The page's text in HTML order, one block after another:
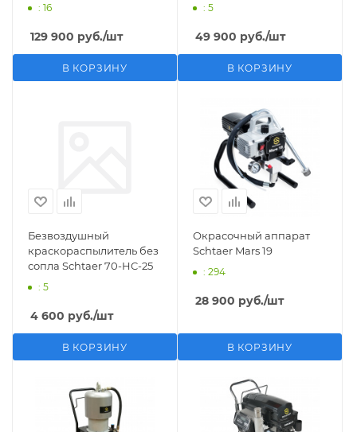
: 16
129 900 руб./шт
В КОРЗИНУ
: 5
49 900 руб./шт
В КОРЗИНУ
Безвоздушный
краскораспылитель без
сопла Schtaer 70-HC-25
: 5
4 600 руб./шт
В КОРЗИНУ
Окрасочный аппарат
Schtaer Mars 19
: 294
28 900 руб./шт
В КОРЗИНУ